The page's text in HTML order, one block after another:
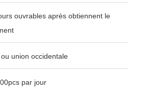
ouvrables après obtiennent le
union occidentale
par jour